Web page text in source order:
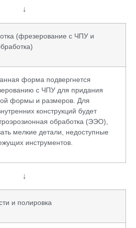
↓
(фрезерование с ЧПУ и
форма подвергнется
с ЧПУ для придания
формы и размеров. Для
конструкций будет
обработка (ЭЭО),
мелкие детали, недоступные
инструментов.
↓
и полировка